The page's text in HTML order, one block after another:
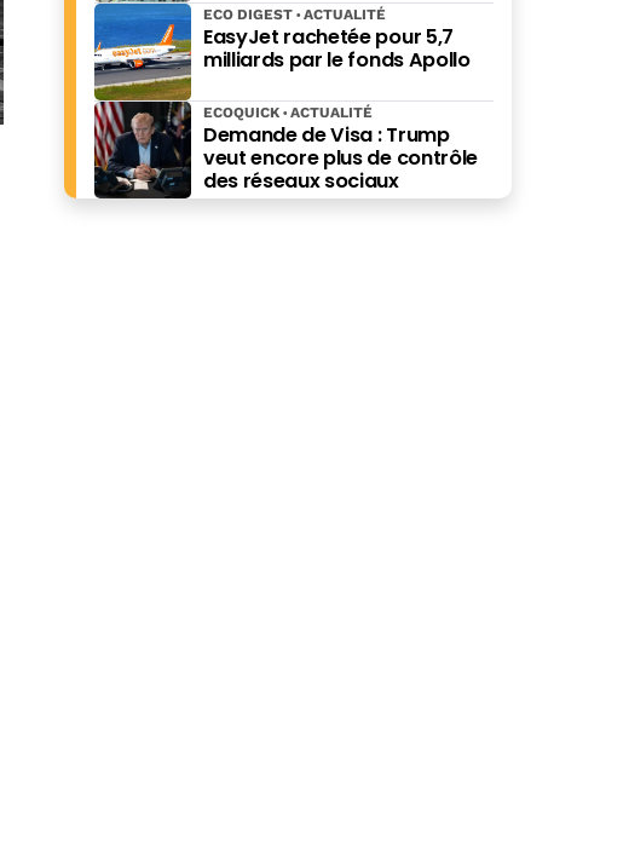
EasyJet rachetée pour 5,7
milliards par le fonds Apollo
ECO DIGEST ACTUALITÉ
Demande de Visa : Trump
veut encore plus de contrôle
des réseaux sociaux
ECOQUICK ACTUALITÉ